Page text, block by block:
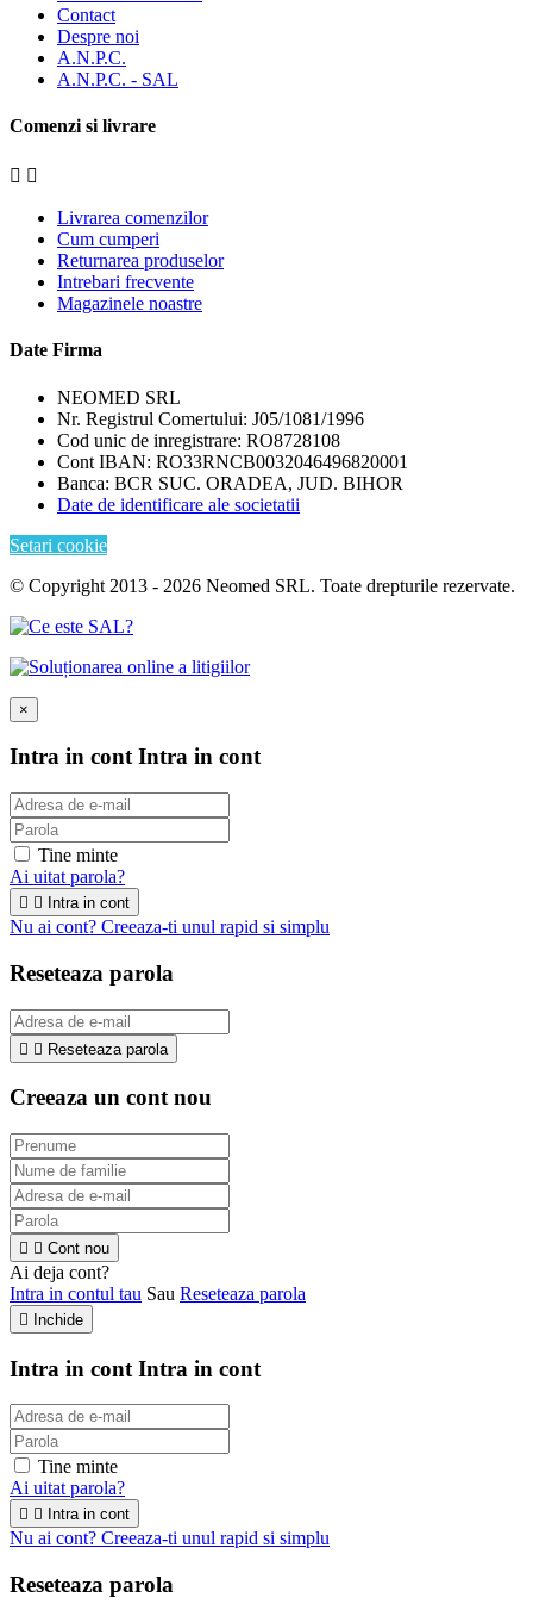
Contact
Despre noi
A.N.P.C.
A.N.P.C. - SAL
Comenzi si livrare
 
Livrarea comenzilor
Cum cumperi
Returnarea produselor
Intrebari frecvente
Magazinele noastre
Date Firma
NEOMED SRL
Nr. Registrul Comertului: J05/1081/1996
Cod unic de inregistrare: RO8728108
Cont IBAN: RO33RNCB0032046496820001
Banca: BCR SUC. ORADEA, JUD. BIHOR
Date de identificare ale societatii
Setari cookie
© Copyright 2013 - 2026 Neomed SRL. Toate drepturile rezervate.
×
Intra in contIntra in cont
Tine minte
Ai uitat parola?
  Intra in cont
Nu ai cont? Creeaza-ti unul rapid si simplu
Reseteaza parola
  Reseteaza parola
Creeaza un cont nou
  Cont nou
Ai deja cont?
Intra in contul tau Sau Reseteaza parola
 Inchide
Intra in cont Intra in cont
Tine minte
Ai uitat parola?
  Intra in cont
Nu ai cont? Creeaza-ti unul rapid si simplu
Reseteaza parola